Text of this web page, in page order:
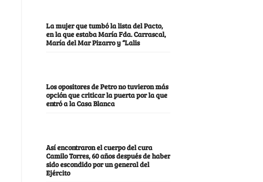
La mujer que tumbó la lista del Pacto,
en la que estaba María Fda. Carrascal,
María del Mar Pizarro y “Lalis
Los opositores de Petro no tuvieron más
opción que criticar la puerta por la que
entró a la Casa Blanca
Así encontraron el cuerpo del cura
Camilo Torres, 60 años después de haber
sido escondido por un general del
Ejército